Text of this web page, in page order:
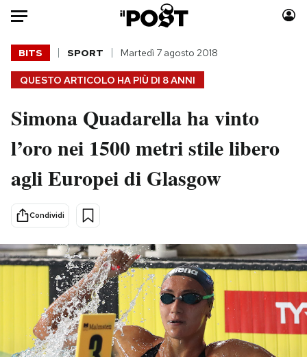
Auto
HOME
Italia
Politica
Tecnologia
Scienza
Economia
Sport
Moda
Consumismi
Storie/Idee
Ok Boomer!
Altrecose
Mondiali calcio 2026
PODCAST
QUESTO ARTICOLO HA PIÙ DI 8 ANNI
BITS SPORT Martedì 7 agosto 2018
Simona Quadarella ha vinto
l’oro nei 1500 metri stile libero
agli Europei di Glasgow
Condividi